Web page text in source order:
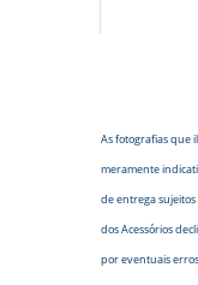
As fotografias que
meramente
de entrega sujeitos
dos Acessórios
por eventuais